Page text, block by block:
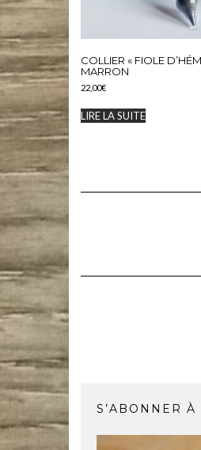
COLLIER « FIOLE
MARRON
22,00€
LIRE LA SUITE
S’ABONNER